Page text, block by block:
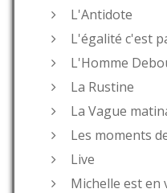
L'Antidote
L'égalité c'est
L'Homme
La Rustine
La Vague
Les moments
Live
Michelle est en